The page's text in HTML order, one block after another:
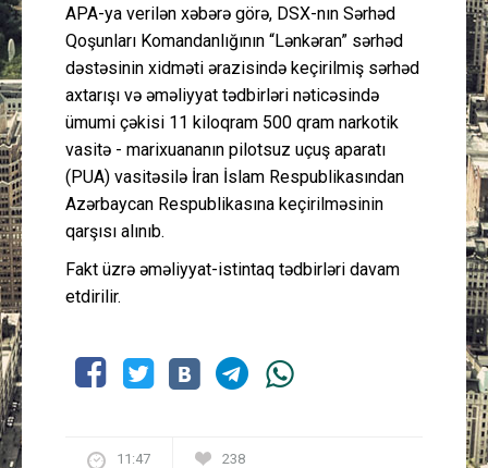
Əlaqə
APA-ya verilən xəbərə görə, DSX-nın Sərhəd
Qoşunları Komandanlığının “Lənkəran” sərhəd
dəstəsinin xidməti ərazisində keçirilmiş sərhəd
axtarışı və əməliyyat tədbirləri nəticəsində
ümumi çəkisi 11 kiloqram 500 qram narkotik
vasitə - marixuananın pilotsuz uçuş aparatı
(PUA) vasitəsilə İran İslam Respublikasından
Azərbaycan Respublikasına keçirilməsinin
qarşısı alınıb.
Fakt üzrə əməliyyat-istintaq tədbirləri davam
etdirilir.
11:47 238